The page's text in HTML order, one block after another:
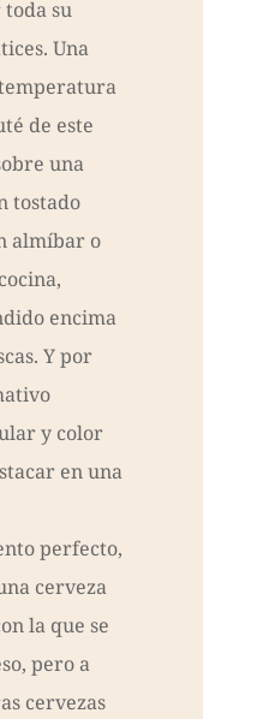
su
Una
de este
una
tostado
almíbar o
encima
Y por
y color
en una
perfecto,
cerveza
la que se
pero a
cervezas